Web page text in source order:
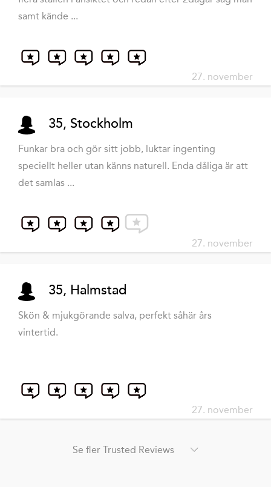
samt kände ...
27. november
35, Stockholm
Funkar bra och gör sitt jobb, luktar ingenting
speciellt heller utan känns naturell. Enda dåliga är att
det samlas ...
27. november
35, Halmstad
Skön & mjukgörande salva, perfekt såhär års
vintertid.
27. november
Se fler Trusted Reviews